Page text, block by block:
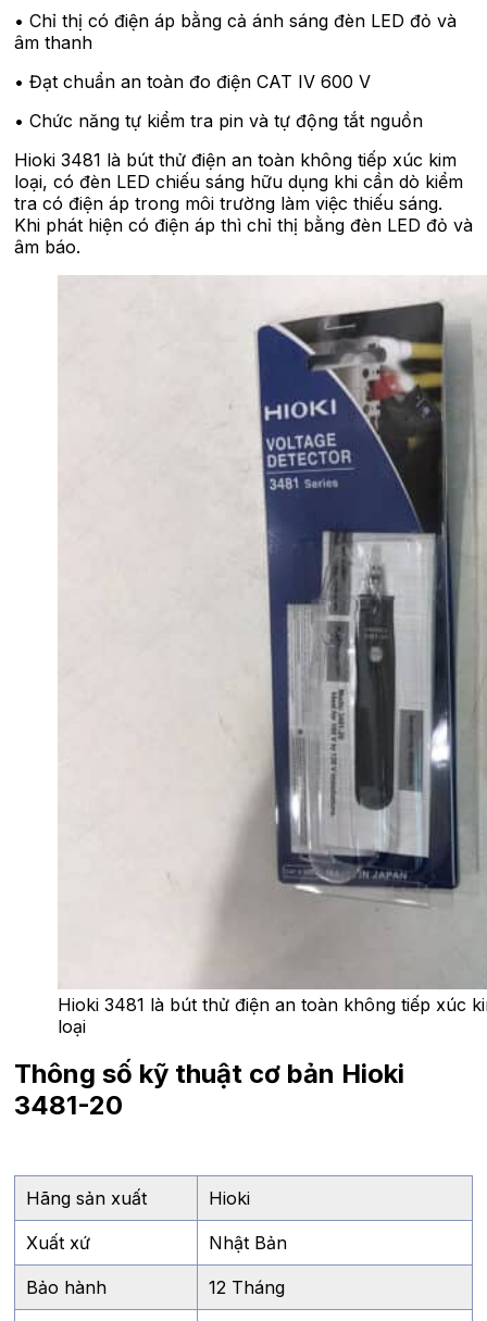
• Chỉ thị có điện áp bằng cả ánh sáng đèn LED đỏ và
âm thanh
• Đạt chuẩn an toàn đo điện CAT IV 600 V
• Chức năng tự kiểm tra pin và tự động tắt nguồn
Hioki 3481 là bút thử điện an toàn không tiếp xúc kim
loại, có đèn LED chiếu sáng hữu dụng khi cần dò kiểm
tra có điện áp trong môi trường làm việc thiếu sáng.
Khi phát hiện có điện áp thì chỉ thị bằng đèn LED đỏ và
âm báo.
Hioki 3481 là bút thử điện an toàn không tiếp xúc
loại
Thông số kỹ thuật cơ bản Hioki
3481-20
Hãng sản xuất Hioki
Xuất xứ Nhật Bản
Bảo hành 12 Tháng